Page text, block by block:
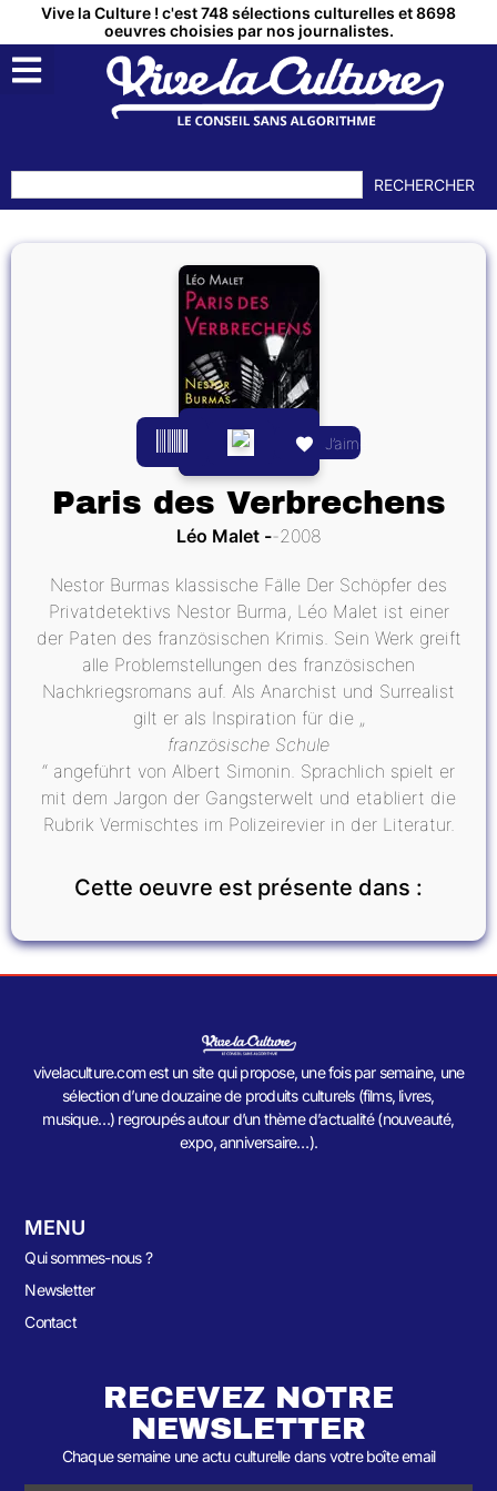
Vive la Culture ! c'est 748 sélections culturelles et 8698
oeuvres choisies par nos journalistes.
RECHERCHER
J’aime
Paris des Verbrechens
Léo Malet 2008
Nestor Burmas klassische Fälle Der Schöpfer des
Privatdetektivs Nestor Burma, Léo Malet ist einer
der Paten des französischen Krimis. Sein Werk greift
alle Problemstellungen des französischen
Nachkriegsromans auf. Als Anarchist und Surrealist
gilt er als Inspiration für die „
französische Schule
“ angeführt von Albert Simonin. Sprachlich spielt er
mit dem Jargon der Gangsterwelt und etabliert die
Rubrik Vermischtes im Polizeirevier in der Literatur.
Cette oeuvre est présente dans :
vivelaculture.com est un site qui propose, une fois par semaine, une
sélection d’une douzaine de produits culturels (films, livres,
musique…) regroupés autour d’un thème d’actualité (nouveauté,
expo, anniversaire…).
MENU
Qui sommes-nous ?
Newsletter
Contact
RECEVEZ NOTRE
NEWSLETTER
Chaque semaine une actu culturelle dans votre boîte email